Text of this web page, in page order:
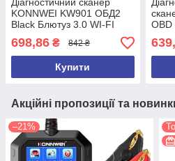
Діагностичний сканер
KONNWEI KW901 ОБД2
Black Блютуз 3.0 WI-FI
тестер помилок Torque
для Android ELM327
698,86 ₴ 842 ₴
Купити
OBD
Акційні пропозиції та
–21%